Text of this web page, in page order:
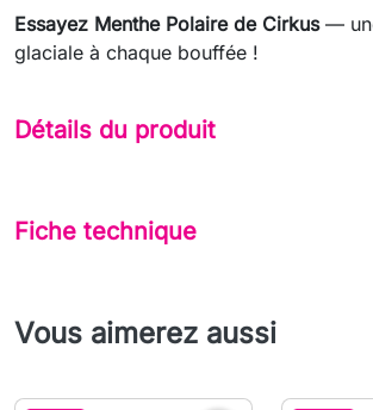
Essayez Menthe Polaire de Cirkus—
glaciale à chaque bouffée !
Détails du produit
Fiche technique
Vous aimerez aussi